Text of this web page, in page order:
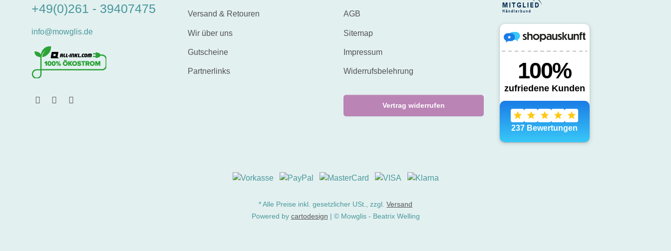
+49(0)261 - 39407475
info@mowglis.de
Versand & Retouren
Wir über uns
Gutscheine
Partnerlinks
AGB
Sitemap
Impressum
Widerrufsbelehrung
Vertrag widerrufen
* Alle Preise inkl. gesetzlicher USt., zzgl. Versand
Powered by cartodesign | © Mowglis - Beatrix Welling